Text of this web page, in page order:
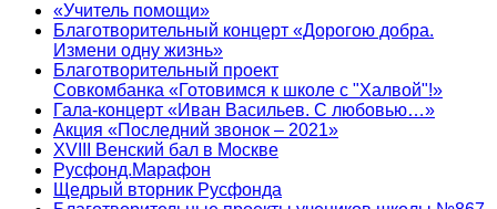
«Учитель помощи»
Благотворительный концерт «Дорогою добра.
Измени одну жизнь»
Благотворительный проект
Совкомбанка «Готовимся к школе с "Халвой"!»
Гала-концерт «Иван Васильев. С любовью…»
Акция «Последний звонок – 2021»
XVIII Венский бал в Москве
Русфонд.Марафон
Щедрый вторник Русфонда